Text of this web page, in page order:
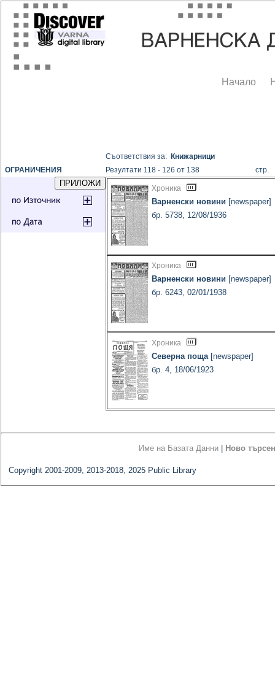
Начало
ОГРАНИЧЕНИЯ
Съответствия за: Книжарници
Резултати 118 - 126 от 138
Хроника
Варненски новини [newspaper]
бр. 5738, 12/08/1936
Хроника
Варненски новини [newspaper]
бр. 6243, 02/01/1938
Хроника
Северна поща[newspaper]
бр. 4, 18/06/1923
Име на Базата Данни Ново
Copyright 2001-2009, 2013-2018, 2025 Public Library